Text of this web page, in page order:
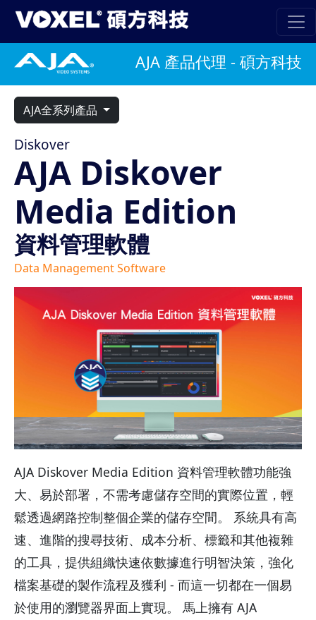
AJA 產品代理 - 碩方科技
AJA全系列產品
Diskover
AJA Diskover
Media Edition
資料管理軟體
Data Management Software
AJA Diskover Media Edition 資料管理軟體功能強
大、易於部署，不需考慮儲存空間的實際位置，輕
鬆透過網路控制整個企業的儲存空間。 系統具有高
速、進階的搜尋技術、成本分析、標籤和其他複雜
的工具，提供組織快速依數據進行明智決策，強化
檔案基礎的製作流程及獲利 - 而這一切都在一個易
於使用的瀏覽器界面上實現。 馬上擁有 AJA